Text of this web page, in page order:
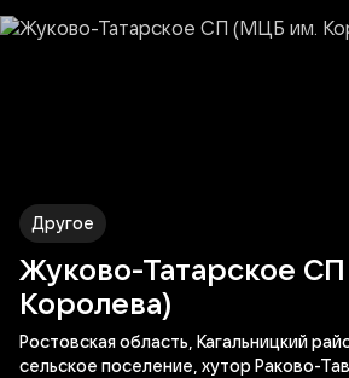
Другое
Жуково-Татарское
Королева)
Ростовская область, Кагальницкий
сельское поселение, хутор Раково-